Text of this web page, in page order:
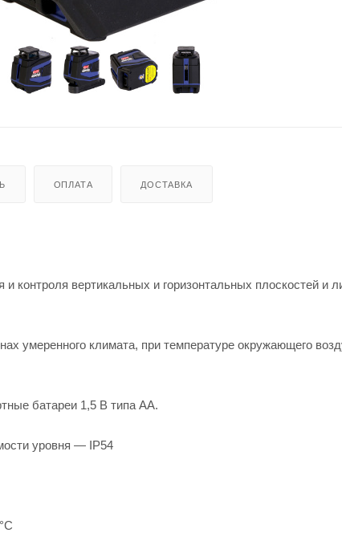
ОПЛАТА ДОСТАВКА
контроля вертикальных и горизонтальных плоскостей и
умеренного климата, при температуре окружающего
батареи 1,5 В типа АА.
уровня — IP54